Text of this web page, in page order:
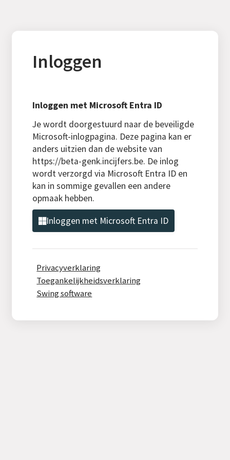
Inloggen
Inloggen met Microsoft Entra ID
Je wordt doorgestuurd naar de beveiligde
Microsoft-inlogpagina. Deze pagina kan er
anders uitzien dan de website van
https://beta-genk.incijfers.be. De inlog
wordt verzorgd via Microsoft Entra ID en
kan in sommige gevallen een andere
opmaak hebben.
Inloggen met Microsoft Entra ID
Privacyverklaring
Toegankelijkheidsverklaring
Swing software